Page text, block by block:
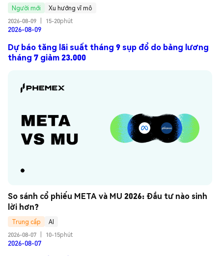
Người mới
Xu hướng vĩ mô
2026-08-09
15-20phút
2026-08-09
Dự báo tăng lãi suất tháng 9 sụp đổ do bảng lương
tháng 7 giảm 23.000
So sánh cổ phiếu META và MU 2026: Đầu tư nào sinh
lời hơn?
Trung cấp
AI
2026-08-07
10-15phút
2026-08-07